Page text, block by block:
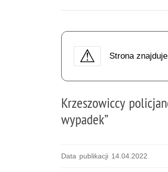
Strona
Krzeszowiccy
wypadek”
Data publikacji 14.04.2022